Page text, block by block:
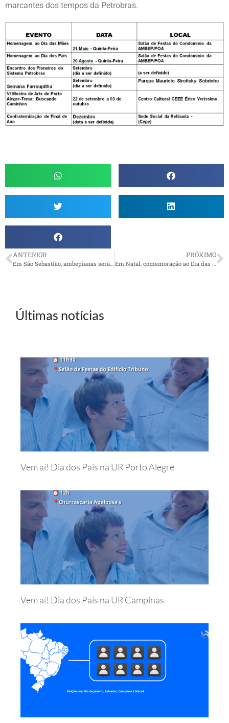
marcantes dos tempos da Petrobras.
ANTERIOR
Em São Sebastião, ambepianas serão homenageadas no Hotel Porto Grande, dia 21/5
PRÓXIMO
Em Natal, comemoração ao Dia das Mães será na Churrascaria Sal e Brasa
Últimas notícias
Vem aí! Dia dos Pais na UR Porto Alegre
Vem aí! Dia dos Pais na UR Campinas